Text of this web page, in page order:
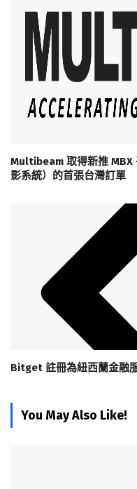
Multibeam 取得新推 MBX
影系統）的首張台灣訂單
Bitget 註冊為紐西蘭金融
You May Also Like!